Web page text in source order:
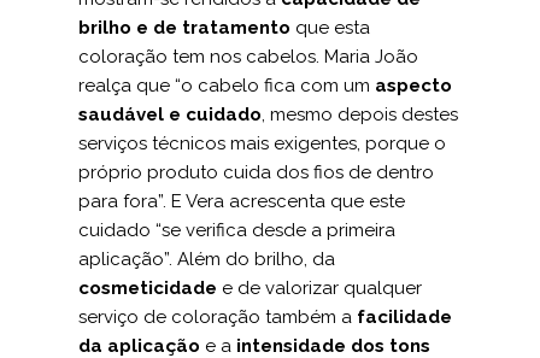
brilho e de tratamento que esta
coloração tem nos cabelos. Maria João
realça que “o cabelo fica com um aspecto
saudável e cuidado, mesmo depois destes
serviços técnicos mais exigentes, porque o
próprio produto cuida dos fios de dentro
para fora”. E Vera acrescenta que este
cuidado “se verifica desde a primeira
aplicação”. Além do brilho, da
cosmeticidade e de valorizar qualquer
serviço de coloração também a facilidade
da aplicação e a intensidade dos tons